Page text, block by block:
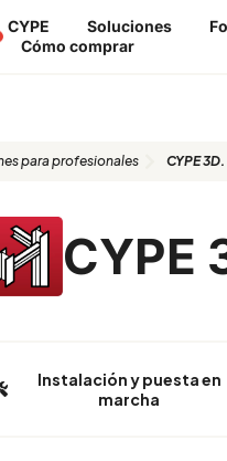
CYPE Soluciones
Cómo comprar
para profesionales CYPE
CYPE
Instalación y puesta en
marcha